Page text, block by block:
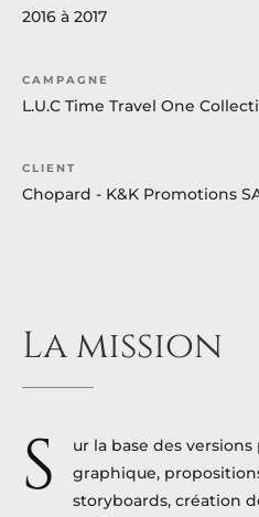
2016 à 2017
CAMPAGNE
L.U.C Time Travel One
CLIENT
Chopard - K&K Promotions
Lamission
S
ur la base des
graphique,
storyboards, création